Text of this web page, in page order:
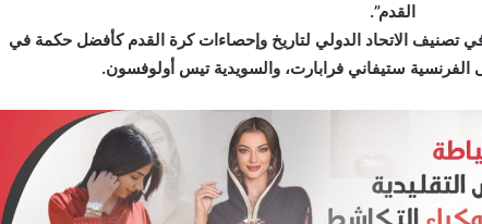
القدم”.
في تصنيف الاتحاد الدولي لتاريخ وإحصاءات كرة القدم كأفضل حكمة في